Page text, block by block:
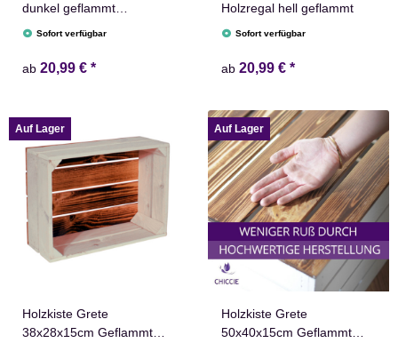
dunkel geflammt
Küchenregal
Sofort verfügbar
ab 20,99 € *
Holzregal hell geflammt
Sofort verfügbar
ab 20,99 € *
Auf Lager
Holzkiste Grete
38x28x15cm Geflammt
Auf Lager
Holzkiste Grete
50x40x15cm Geflammt